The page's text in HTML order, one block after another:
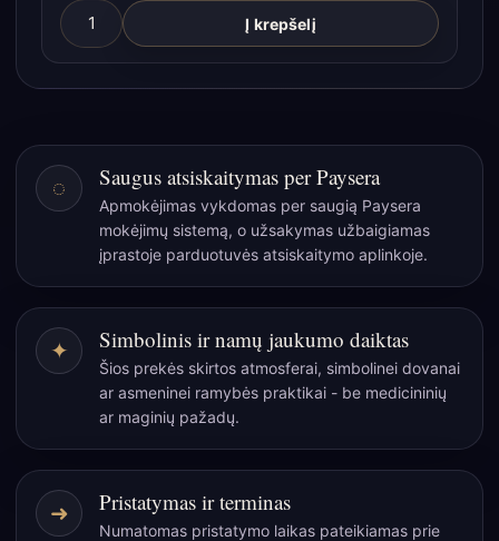
produkto
kiekis:
Odinė
Are
Aligned
vintažinio
stiliaus
ritualų
dienoraštis
Į krepšelį
◌ Saugus atsiskaitymas per Paysera
Apmokėjimas vykdomas per saugią Paysera
mokėjimų sistemą, o užsakymas užbaigiamas
įprastoje parduotuvės atsiskaitymo aplinkoje.
✦ Simbolinis ir namų jaukumo daiktas
Šios prekės skirtos atmosferai, simbolinei dovanai
ar asmeninei ramybės praktikai - be medicininių
ar maginių pažadų.
➜ Pristatymas ir terminas
Numatomas pristatymo laikas pateikiamas prie